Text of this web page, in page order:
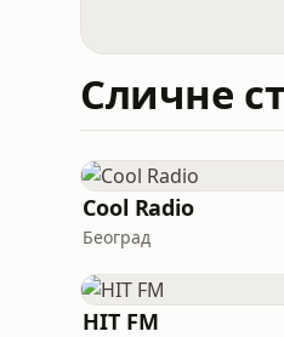
Сличне
Cool Radio
Београд
HIT FM